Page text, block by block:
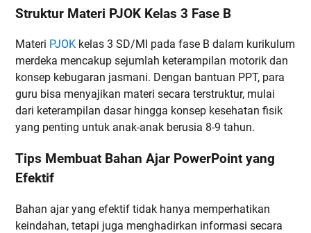
Struktur Materi PJOK Kelas 3 Fase B
Materi PJOK kelas 3 SD/MI pada fase B dalam kurikulum
merdeka mencakup sejumlah keterampilan motorik dan
konsep kebugaran jasmani. Dengan bantuan PPT, para
guru bisa menyajikan materi secara terstruktur, mulai
dari keterampilan dasar hingga konsep kesehatan fisik
yang penting untuk anak-anak berusia 8-9 tahun.
Tips Membuat Bahan Ajar PowerPoint yang
Efektif
Bahan ajar yang efektif tidak hanya memperhatikan
keindahan, tetapi juga menghadirkan informasi secara